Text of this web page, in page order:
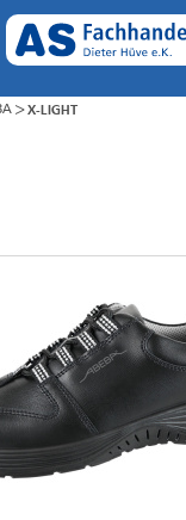
>X-LIGHT